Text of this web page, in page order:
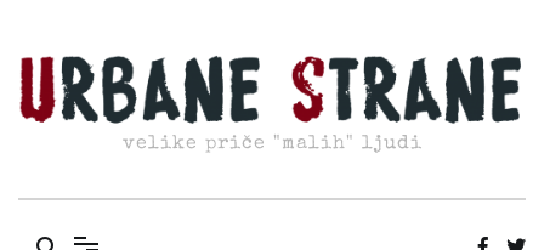
content
velike priče "malih" ljudi